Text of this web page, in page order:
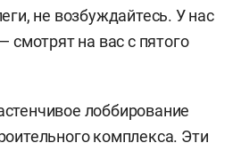
не возбуждайтесь. У нас
смотрят на вас с пятого
лоббирование
комплекса. Эти